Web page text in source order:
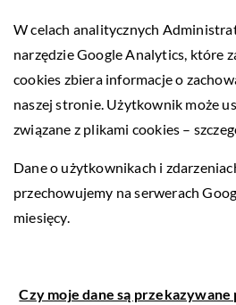
W celach analitycznych
narzędzie Google Analytics, które
cookies zbiera informacje o
naszej stronie. Użytkownik może
związane z plikami cookies –
Dane o użytkownikach i
przechowujemy na serwerach
miesięcy.
Czy moje dane są przekazywane